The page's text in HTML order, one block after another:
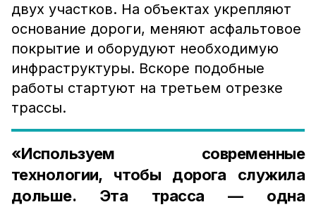
двух участков. На объектах укрепляют
основание дороги, меняют асфальтовое
покрытие и оборудуют необходимую
инфраструктуры. Вскоре подобные
работы стартуют на третьем отрезке
трассы.
«Используем современные
технологии, чтобы дорога служила
дольше. Эта трасса — одна